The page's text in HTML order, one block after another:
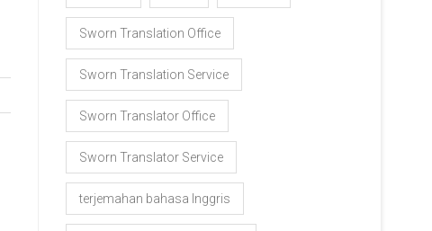
Sworn Translation Office
Sworn Translation Service
Sworn Translator Office
Sworn Translator Service
terjemahan bahasa Inggris